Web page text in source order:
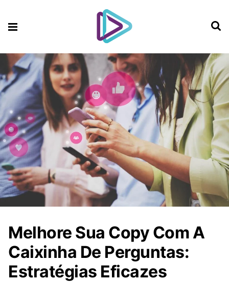
Melhore Sua Copy Com A
Caixinha De Perguntas:
Estratégias Eficazes